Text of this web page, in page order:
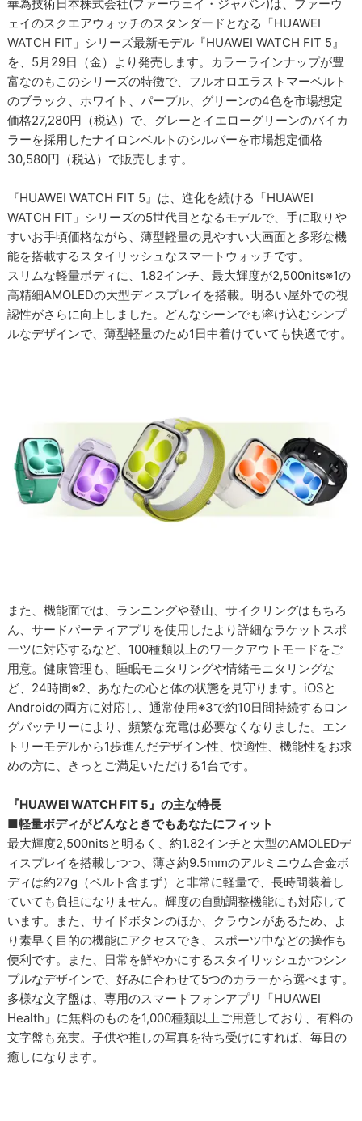
華為技術日本株式会社(ファーウェイ・ジャパン)は、ファーウ
ェイのスクエアウォッチのスタンダードとなる「HUAWEI
WATCH FIT」シリーズ最新モデル『HUAWEI WATCH FIT 5』
を、5月29日（金）より発売します。カラーラインナップが豊
富なのもこのシリーズの特徴で、フルオロエラストマーベルト
のブラック、ホワイト、パープル、グリーンの4色を市場想定
価格27,280円（税込）で、グレーとイエローグリーンのバイカ
ラーを採用したナイロンベルトのシルバーを市場想定価格
30,580円（税込）で販売します。
『HUAWEI WATCH FIT 5』は、進化を続ける「HUAWEI
WATCH FIT」シリーズの5世代目となるモデルで、手に取りや
すいお手頃価格ながら、薄型軽量の見やすい大画面と多彩な機
能を搭載するスタイリッシュなスマートウォッチです。
スリムな軽量ボディに、1.82インチ、最大輝度が2,500nits※1の
高精細AMOLEDの大型ディスプレイを搭載。明るい屋外での視
認性がさらに向上しました。どんなシーンでも溶け込むシンプ
ルなデザインで、薄型軽量のため1日中着けていても快適です。
また、機能面では、ランニングや登山、サイクリングはもちろ
ん、サードパーティアプリを使用したより詳細なラケットスポ
ーツに対応するなど、100種類以上のワークアウトモードをご
用意。健康管理も、睡眠モニタリングや情緒モニタリングな
ど、24時間※2、あなたの心と体の状態を見守ります。iOSと
Androidの両方に対応し、通常使用※3で約10日間持続するロン
グバッテリーにより、頻繁な充電は必要なくなりました。エン
トリーモデルから1歩進んだデザイン性、快適性、機能性をお求
めの方に、きっとご満足いただける1台です。
『HUAWEI WATCH FIT 5』の主な特長
■軽量ボディがどんなときでもあなたにフィット
最大輝度2,500nitsと明るく、約1.82インチと大型のAMOLEDデ
ィスプレイを搭載しつつ、薄さ約9.5mmのアルミニウム合金ボ
ディは約27g（ベルト含まず）と非常に軽量で、長時間装着し
ていても負担になりません。輝度の自動調整機能にも対応して
います。また、サイドボタンのほか、クラウンがあるため、よ
り素早く目的の機能にアクセスでき、スポーツ中などの操作も
便利です。また、日常を鮮やかにするスタイリッシュかつシン
プルなデザインで、好みに合わせて5つのカラーから選べます。
多様な文字盤は、専用のスマートフォンアプリ「HUAWEI
Health」に無料のものを1,000種類以上ご用意しており、有料の
文字盤も充実。子供や推しの写真を待ち受けにすれば、毎日の
癒しになります。